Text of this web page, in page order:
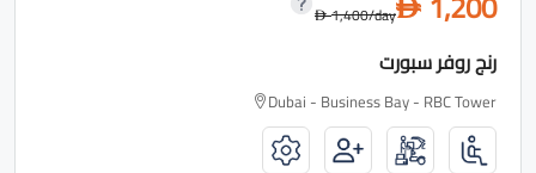
D
D1,400/day
رنج روفر سبورت
Dubai - Business Bay - RBC Tower